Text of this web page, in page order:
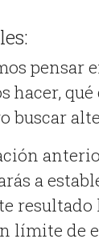
pensar
hacer,
buscar
a
límite de